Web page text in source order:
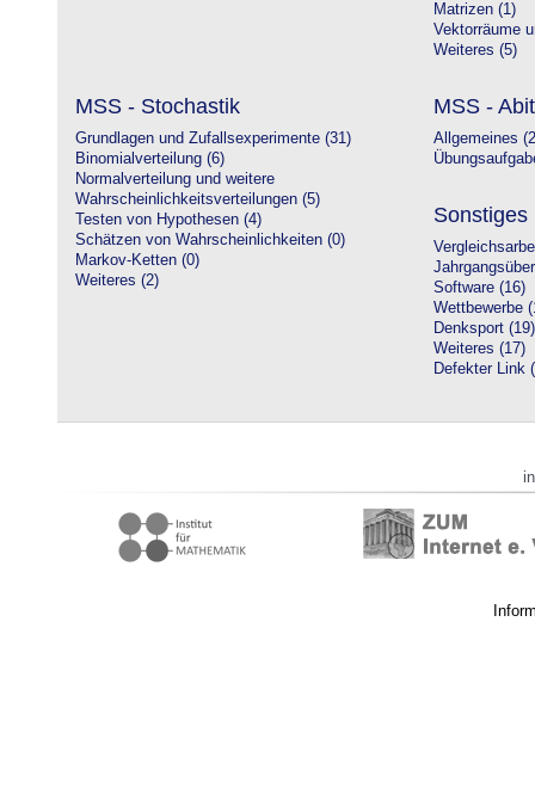
Matrizen (1)
Vektorräume
Weiteres (5)
MSS - Stochastik
Grundlagen und Zufallsexperimente (31)
Binomialverteilung (6)
Normalverteilung und weitere
Wahrscheinlichkeitsverteilungen (5)
Testen von Hypothesen (4)
Schätzen von Wahrscheinlichkeiten (0)
Markov-Ketten (0)
Weiteres (2)
MSS -
Allgemeines
Sonstiges
Software (16)
Wettbewerbe
Denksport (19)
Weiteres (17)
Defekter Link